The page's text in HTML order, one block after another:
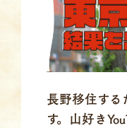
長野移住す
す。山好き